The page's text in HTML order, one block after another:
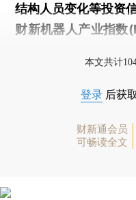
结构人员变化等投资信
财新机器人产业指数
本文共计
登录 后获
财新通会员
可畅读全文